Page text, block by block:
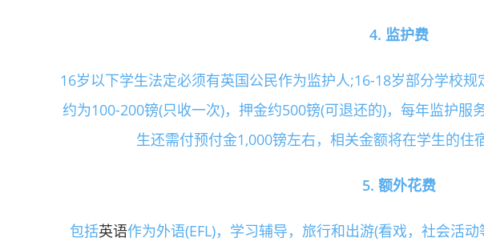
4. 监护费
16岁以下学生法定必须有英国公民作为监护人;16-18岁部分学校
约为100-200镑(只收一次)，押金约500镑(可退还的)，每年监护服
生还需付预付金1,000镑左右，相关金额将在学生的住
5. 额外花费
包括英语作为外语(EFL)，学习辅导，旅行和出游(看戏，社会活